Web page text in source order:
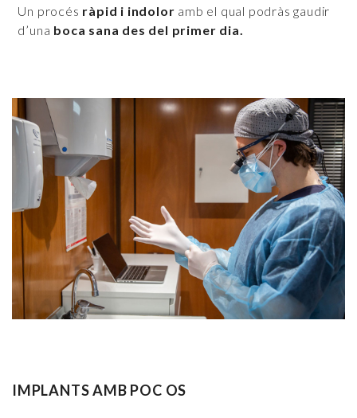
Un procés ràpid i indolor amb el qual podràs gaudir
d’una boca sana des del primer dia.
IMPLANTS AMB POC OS